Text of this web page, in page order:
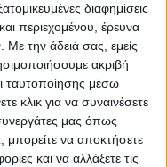
διαφημίσεις
περιεχομένου, έρευνα
Με την άδειά σας, εμείς
ακριβή
ταυτοποίησης μέσω
κλικ για να συναινέσετε
μας όπως
μπορείτε να αποκτήσετε
και να αλλάξετε τις
του Ε.Κ.Λ